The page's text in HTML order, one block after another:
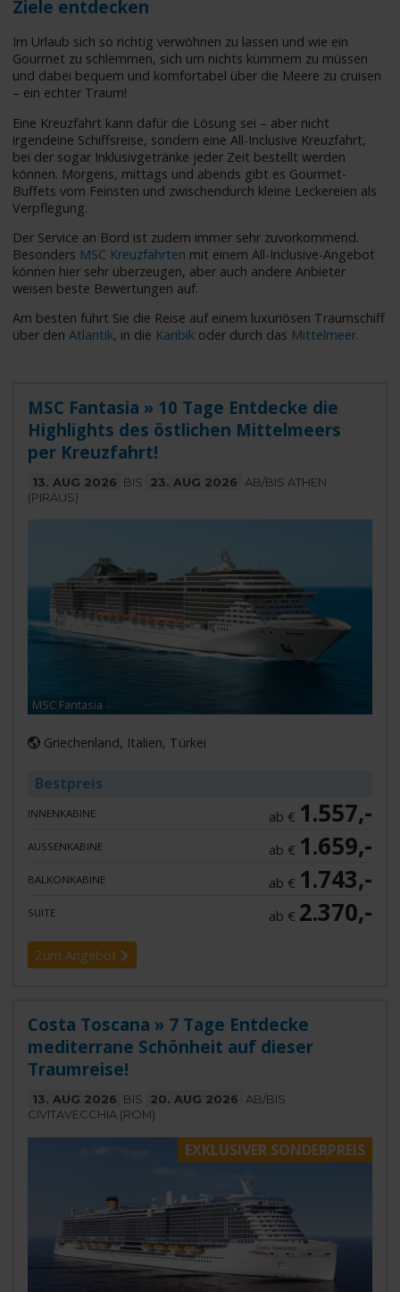
Ziele entdecken
Im Urlaub sich so richtig verwöhnen zu lassen und wie ein
Gourmet zu schlemmen, sich um nichts kümmern zu müssen
und dabei bequem und komfortabel über die Meere zu cruisen
– ein echter Traum!
Eine Kreuzfahrt kann dafür die Lösung sei – aber nicht
irgendeine Schiffsreise, sondern eine All-Inclusive Kreuzfahrt,
bei der sogar Inklusivgetränke jeder Zeit bestellt werden
können. Morgens, mittags und abends gibt es Gourmet-
Buffets vom Feinsten und zwischendurch kleine Leckereien als
Verpflegung.
Der Service an Bord ist zudem immer sehr zuvorkommend.
Besonders MSC Kreuzfahrten mit einem All-Inclusive-Angebot
können hier sehr überzeugen, aber auch andere Anbieter
weisen beste Bewertungen auf.
Am besten führt Sie die Reise auf einem luxuriösen Traumschiff
über denAtlantik, in die Karibik oder durch das Mittelmeer.
MSC Fantasia » 10 Tage Entdecke die
Highlights des östlichen Mittelmeers
per Kreuzfahrt!
13. AUG 2026 BIS 23. AUG 2026
AB/BIS ATHEN
(PIRÄUS)
MSC Fantasia
Griechenland, Italien, Türkei
Bestpreis
INNENKABINE ab € 1.557,-
AUSSENKABINE ab € 1.659,-
BALKONKABINE ab € 1.743,-
SUITE ab € 2.370,-
Zum Angebot
Costa Toscana » 7 Tage Entdecke
mediterrane Schönheit auf dieser
Traumreise!
13. AUG 2026 BIS 20. AUG 2026
AB/BIS
CIVITAVECCHIA (ROM)
EXKLUSIVER SONDERPREIS